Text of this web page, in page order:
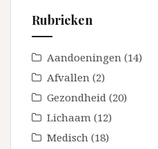
Rubrieken
Aandoeningen (14)
Afvallen (2)
Gezondheid (20)
Lichaam (12)
Medisch (18)